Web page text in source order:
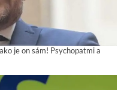
je on sám! Psychopatmi a